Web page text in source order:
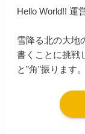
Hello World!! 運
雪降る北の大地
書くことに挑戦
と”角”振ります。